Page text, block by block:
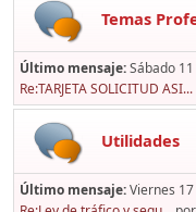
Temas
Último mensaje:Sábado
Re:TARJETA SOLICITUD ASI...
Utilidades
Último mensaje:Viernes